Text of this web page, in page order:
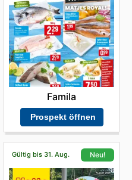
Famila
Prospekt öffnen
Gültig bis 31. Aug. Neu!